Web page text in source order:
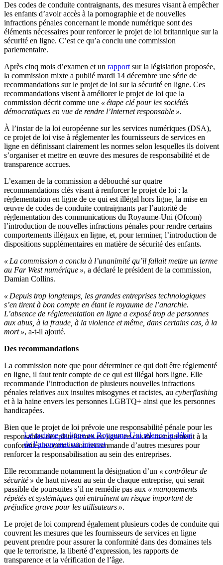
Des codes de conduite contraignants, des mesures visant à empêcher
les enfants d’avoir accès à la pornographie et de nouvelles
infractions pénales concernant le monde numérique sont des
éléments nécessaires pour renforcer le projet de loi britannique sur la
sécurité en ligne. C’est ce qu’a conclu une commission
parlementaire.
Après cinq mois d’examen et un rapport sur la législation proposée,
la commission mixte a publié mardi 14 décembre une série de
recommandations sur le projet de loi sur la sécurité en ligne. Ces
recommandations visent à améliorer le projet de loi que la
commission décrit comme une « étape clé pour les sociétés
démocratiques en vue de rendre l’Internet responsable ».
À l’instar de la loi européenne sur les services numériques (DSA),
ce projet de loi vise à réglementer les fournisseurs de services en
ligne en définissant clairement les normes selon lesquelles ils doivent
s’organiser et mettre en œuvre des mesures de responsabilité et de
transparence accrues.
L’examen de la commission a débouché sur quatre
recommandations clés visant à renforcer le projet de loi : la
réglementation en ligne de ce qui est illégal hors ligne, la mise en
œuvre de codes de conduite contraignants par l’autorité de
règlementation des communications du Royaume-Uni (Ofcom)
l’introduction de nouvelles infractions pénales pour rendre certains
comportements illégaux en ligne, et, pour terminer, l’introduction de
dispositions supplémentaires en matière de sécurité des enfants.
« La commission a conclu à l’unanimité qu’il fallait mettre un terme
au Far West numérique », a déclaré le président de la commission,
Damian Collins.
« Depuis trop longtemps, les grandes entreprises technologiques
s’en tirent à bon compte en étant le royaume de l’anarchie.
L’absence de réglementation en ligne a exposé trop de personnes
aux abus, à la fraude, à la violence et même, dans certains cas, à la
mort », a-t-il ajouté.
Des recommandations
La commission note que pour déterminer ce qui doit être réglementé
en ligne, il faut tenir compte de ce qui est illégal hors ligne. Elle
recommande l’introduction de plusieurs nouvelles infractions
pénales relatives aux insultes misogynes et racistes, au cyberflashing
et à la haine envers les personnes LGBTQ+ ainsi que les personnes
handicapées.
Le racisme en ligne au Royaume-Uni relance le débat
de l’anonymat sur internet
Bien que le projet de loi prévoie une responsabilité pénale pour les
responsables des plateformes en ligne en cas de manquement à la
conformité, la commission recommande d’autres mesures pour
renforcer la responsabilisation au sein des entreprises.
Elle recommande notamment la désignation d’un « contrôleur de
sécurité » de haut niveau au sein de chaque entreprise, qui serait
passible de poursuites s’il ne remédie pas aux « manquements
répétés et systémiques qui entraînent un risque important de
préjudice grave pour les utilisateurs ».
Le projet de loi comprend également plusieurs codes de conduite qui
couvrent les mesures que les fournisseurs de services en ligne
peuvent prendre pour assurer la conformité dans des domaines tels
que le terrorisme, la liberté d’expression, les rapports de
transparence et la vérification de l’âge.